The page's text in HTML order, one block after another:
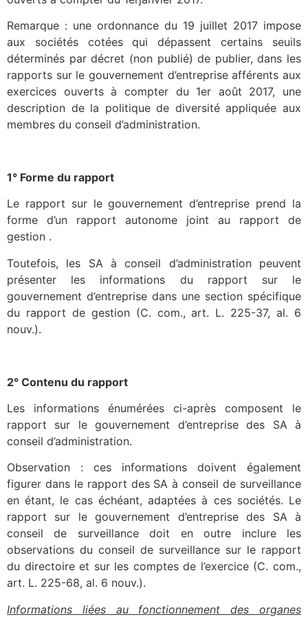
Remarque : une ordonnance du 19 juillet 2017 impose
aux sociétés cotées qui dépassent certains seuils
déterminés par décret (non publié) de publier, dans les
rapports sur le gouvernement d’entreprise afférents aux
exercices ouverts à compter du 1er août 2017, une
description de la politique de diversité appliquée aux
membres du conseil d’administration.
1° Forme du rapport
Le rapport sur le gouvernement d’entreprise prend la
forme d’un rapport autonome joint au rapport de
gestion .
Toutefois, les SA à conseil d’administration peuvent
présenter les informations du rapport sur le
gouvernement d’entreprise dans une section spécifique
du rapport de gestion (C. com., art. L. 225-37, al. 6
nouv.).
2° Contenu du rapport
Les informations énumérées ci-après composent le
rapport sur le gouvernement d’entreprise des SA à
conseil d’administration.
Observation : ces informations doivent également
figurer dans le rapport des SA à conseil de surveillance
en étant, le cas échéant, adaptées à ces sociétés. Le
rapport sur le gouvernement d’entreprise des SA à
conseil de surveillance doit en outre inclure les
observations du conseil de surveillance sur le rapport
du directoire et sur les comptes de l’exercice (C. com.,
art. L. 225-68, al. 6 nouv.).
Informations liées au fonctionnement des organes